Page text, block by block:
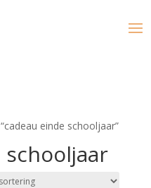
einde schooljaar”
schooljaar